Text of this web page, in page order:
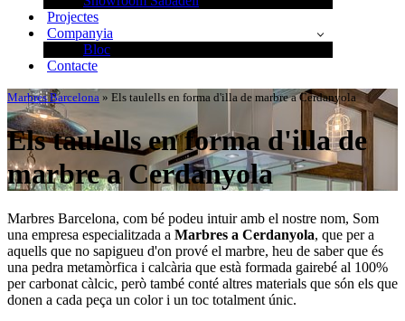
Projectes
Companyia
Bloc
Contacte
Marbres Barcelona » Els taulells en forma d'illa de marbre a Cerdanyola
Els taulells en forma d'illa de
marbre a Cerdanyola
Marbres Barcelona, com bé podeu intuir amb el nostre nom, Som
una empresa especialitzada a Marbres a Cerdanyola, que per a
aquells que no sapigueu d'on prové el marbre, heu de saber que és
una pedra metamòrfica i calcària que està formada gairebé al 100%
per carbonat càlcic, però també conté altres materials que són els que
donen a cada peça un color i un toc totalment únic.